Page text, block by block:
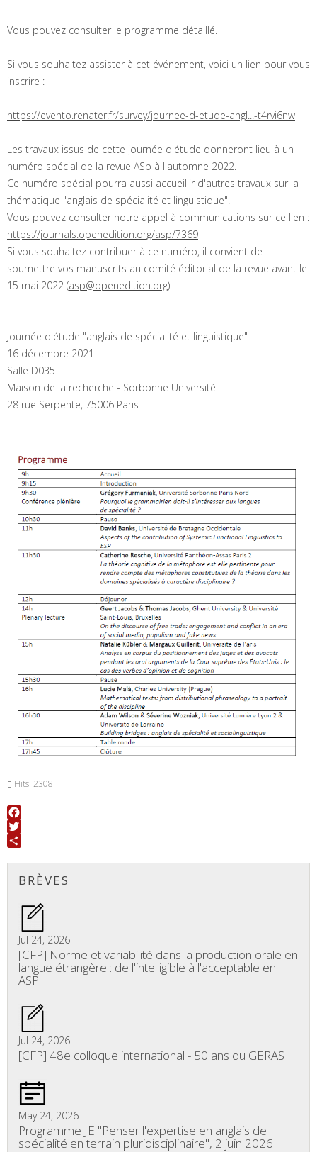
Vous pouvez consulter le programme détaillé.
Si vous souhaitez assister à cet événement, voici un lien pour vous
inscrire :
https://evento.renater.fr/survey/journee-d-etude-angl...-t4rvi6nw
Les travaux issus de cette journée d'étude donneront lieu à un
numéro spécial de la revue ASp à l'automne 2022.
Ce numéro spécial pourra aussi accueillir d'autres travaux sur la
thématique "anglais de spécialité et linguistique".
Vous pouvez consulter notre appel à communications sur ce lien :
https://journals.openedition.org/asp/7369
Si vous souhaitez contribuer à ce numéro, il convient de
soumettre vos manuscrits au comité éditorial de la revue avant le
15 mai 2022 (asp@openedition.org).
Journée d'étude "anglais de spécialité et linguistique"
16 décembre 2021
Salle D035
Maison de la recherche - Sorbonne Université
28 rue Serpente, 75006 Paris
Hits: 2308
Facebook
Twitter
BRÈVES
Jul 24, 2026
[CFP] Norme et variabilité dans la production orale en
langue étrangère : de l'intelligible à l'acceptable en
ASP
Jul 24, 2026
[CFP] 48e colloque international - 50 ans du GERAS
May 24, 2026
Programme JE "Penser l'expertise en anglais de
spécialité en terrain pluridisciplinaire", 2 juin 2026